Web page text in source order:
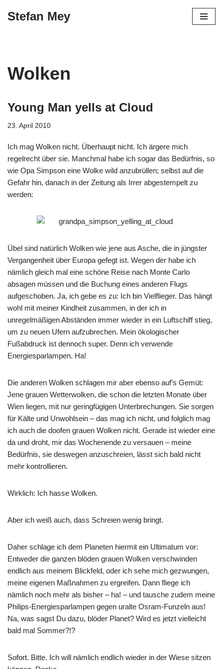
Stefan Mey
Wolken
Young Man yells at Cloud
23. April 2010
Ich mag Wolken nicht. Überhaupt nicht. Ich ärgere mich
regelrecht über sie. Manchmal habe ich sogar das Bedürfnis, so
wie Opa Simpson eine Wolke wild anzubrüllen; selbst auf die
Gefahr hin, danach in der Zeitung als Irrer abgestempelt zu
werden:
Übel sind natürlich Wolken wie jene aus Asche, die in jüngster
Vergangenheit über Europa gefegt ist. Wegen der habe ich
nämlich gleich mal eine schöne Reise nach Monte Carlo
absagen müssen und die Buchung eines anderen Flugs
aufgeschoben. Ja, ich gebe es zu: Ich bin Vielflieger. Das hängt
wohl mit meiner Kindheit zusammen, in der ich in
unregelmäßigen Abständen immer wieder in ein Luftschiff stieg,
um zu neuen Ufern aufzubrechen. Mein ökologischer
Fußabdruck ist dennoch super. Denn ich verwende
Energiesparlampen. Ha!
Die anderen Wolken schlagen mir aber ebenso auf’s Gemüt:
Jene grauen Wetterwolken, die schon die letzten Monate über
Wien liegen, mit nur geringfügigen Unterbrechungen. Sie sorgen
für Kälte und Unwohlsein – das mag ich nicht, und folglich mag
ich auch die doofen grauen Wolken nicht. Gerade ist wieder eine
da und droht, mir das Wochenende zu versauen – meine
Bedürfnis, sie deswegen anzuschreien, lässt sich bald nicht
mehr kontrollieren.
Wirklich: Ich hasse Wolken.
Aber ich weiß auch, dass Schreien wenig bringt.
Daher schlage ich dem Planeten hiermit ein Ultimatum vor:
Entweder die ganzen blöden grauen Wolken verschwinden
endlich aus meinem Blickfeld, oder ich sehe mich gezwungen,
meine eigenen Maßnahmen zu ergreifen. Dann fliege ich
nämlich noch mehr als bisher – ha! – und tausche zudem meine
Philips-Energiesparlampen gegen uralte Osram-Funzeln aus!
Na, was sagst Du dazu, blöder Planet? Wird es jetzt vielleicht
bald mal Sommer?!?
Sofort. Bitte. Ich will nämlich endlich wieder in der Wiese sitzen